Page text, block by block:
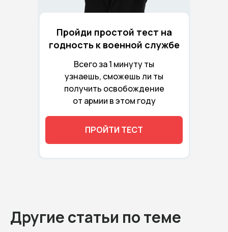
Всего за 1 минуту ты
узнаешь, сможешь ли ты
получить освобождение
от армии в этом году
Пройди простой тест на
годность к военной службе
ПРОЙТИ ТЕСТ
Другие статьи по теме